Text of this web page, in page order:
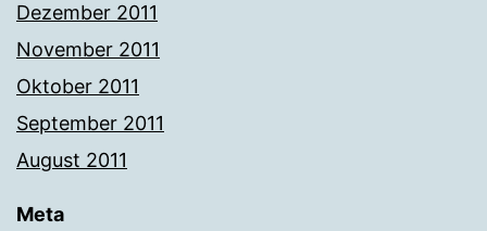
Dezember 2011
November 2011
Oktober 2011
September 2011
August 2011
Meta